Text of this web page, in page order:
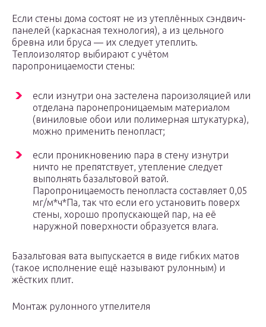
Если стены дома состоят не из утеплённых сэндвич-
панелей (каркасная технология), а из цельного
бревна или бруса — их следует утеплить.
Теплоизолятор выбирают с учётом
паропроницаемости стены:
если изнутри она застелена пароизоляцией или
отделана паронепроницаемым материалом
(виниловые обои или полимерная штукатурка),
можно применить пенопласт;
если проникновению пара в стену изнутри
ничто не препятствует, утепление следует
выполнять базальтовой ватой.
Паропроницаемость пенопласта составляет 0,05
мг/м*ч*Па, так что если его установить поверх
стены, хорошо пропускающей пар, на её
наружной поверхности образуется влага.
Базальтовая вата выпускается в виде гибких матов
(такое исполнение ещё называют рулонным) и
жёстких плит.
Монтаж рулонного утпелителя